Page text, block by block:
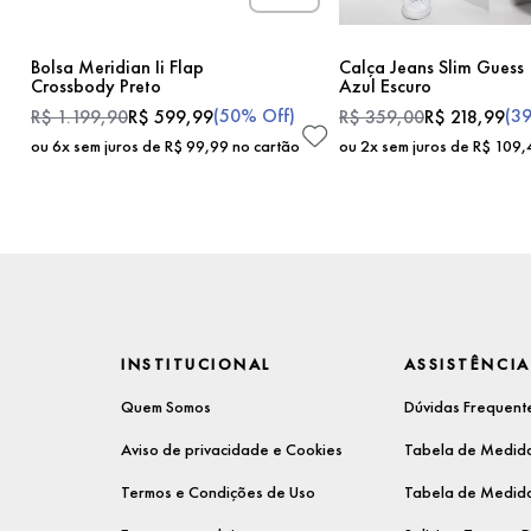
Bolsa Meridian Ii Flap
Crossbody Preto
R$1.199,90R$ 599,99(50% Off)
ou6x sem juros de R$ 99,99 no cartão
Calça Jeans Slim Guess
Azul Escuro
R$359,00R$ 218,99(
ou2x sem juros de R$ 109,
INSTITUCIONAL
Quem Somos
Aviso de privacidade e Cookies
Termos e Condições de Uso
ASSISTÊNCIA
Dúvidas
Tabela de
Tabela de